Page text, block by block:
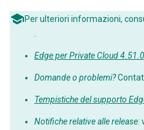
Per ulteriori informazioni,
Edge per Private Cloud
Domande o problemi?
Tempistiche del supporto
Notifiche relative alle release: